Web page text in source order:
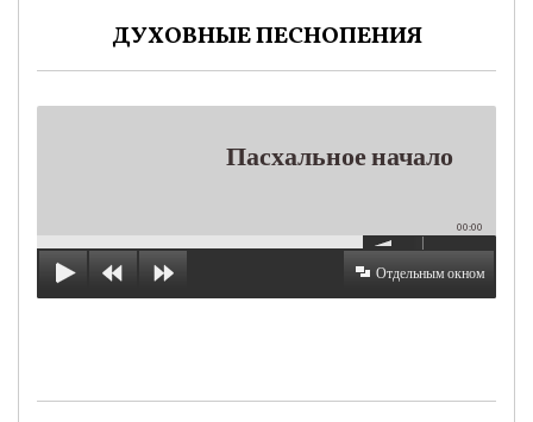
ДУХОВНЫЕ ПЕСНОПЕНИЯ
Пасхальное начало
00:00
Отдельным окном